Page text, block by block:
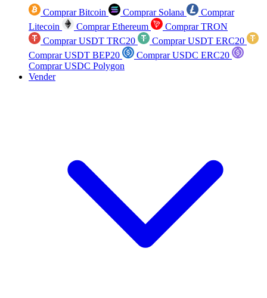
Comprar Bitcoin Comprar Solana
Comprar
Litecoin
Comprar Ethereum
Comprar TRON
Comprar USDT TRC20
Comprar USDT ERC20
Comprar USDT BEP20
Comprar USDC ERC20
Comprar USDC Polygon
Vender